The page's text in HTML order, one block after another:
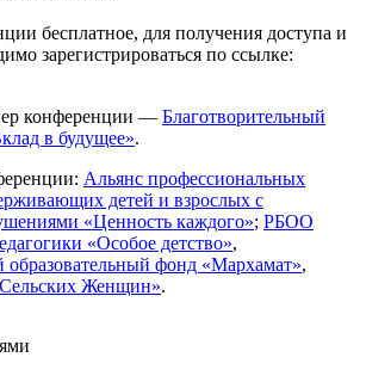
бесплатное, для получения доступа и
зарегистрироваться по ссылке:
конференции — Благотворительный
в будущее».
Альянс профессиональных
детей и взрослых с
«Ценность каждого»; РБОО
«Особое детство»,
образовательный фонд «Мархамат»,
Женщин».